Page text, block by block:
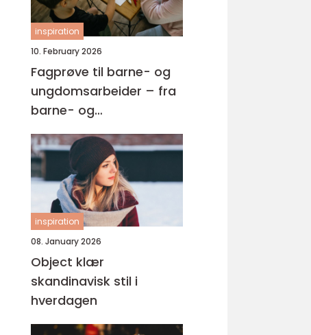
inspiration
10. February 2026
Fagprøve til barne- og
ungdomsarbeider – fra
barne- og
ungdsomarbeiderfaget
VG2 til fagbrev
inspiration
08. January 2026
Object klær
skandinavisk stil i
hverdagen